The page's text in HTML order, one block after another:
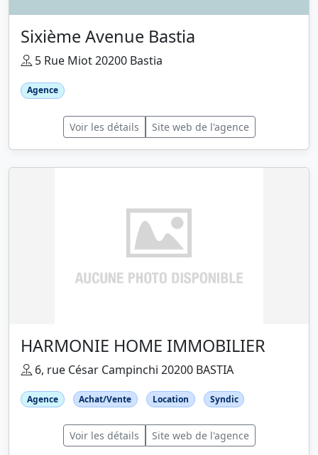
Sixième Avenue Bastia
5 Rue Miot 20200 Bastia
Agence
Voir les détails Site web de l'agence
HARMONIE HOME IMMOBILIER
6, rue César Campinchi 20200 BASTIA
Agence Achat/Vente Location Syndic
Voir les détails Site web de l'agence